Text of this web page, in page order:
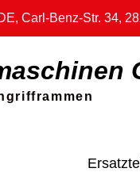
Carl-Benz-Str. 34,